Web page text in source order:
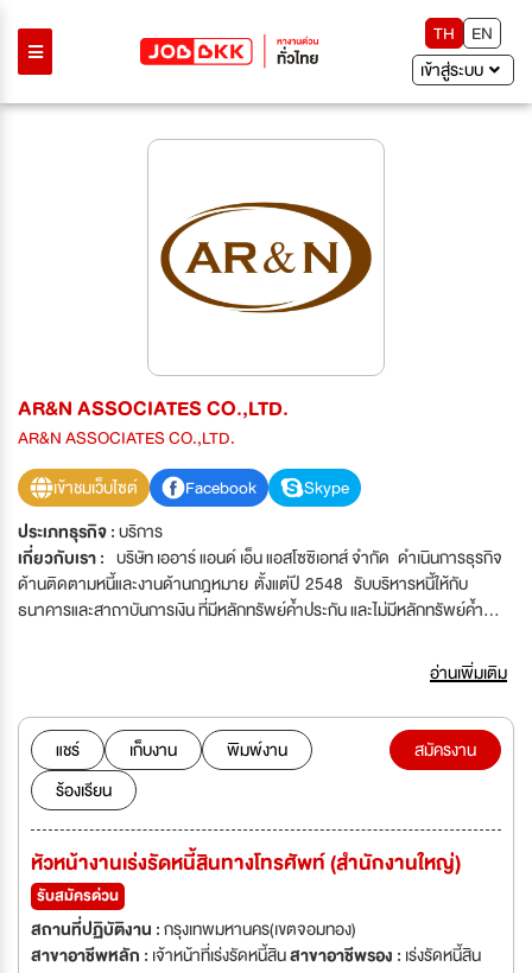
TH
EN
เข้าสู่ระบบ
AR&N ASSOCIATES CO.,LTD.
AR&N ASSOCIATES CO.,LTD.
เข้าชมเว็บไซต์
Facebook
Skype
ประเภทธุรกิจ :บริการ
เกี่ยวกับเรา : บริษัท เออาร์ แอนด์ เอ็น แอสโซซิเอทส์ จำกัด ดำเนินการธุรกิจ
ด้านติดตามหนี้และงานด้านกฎหมาย ตั้งแต่ปี 2548 รับบริหารหนี้ให้กับ
ธนาคารและสาถาบันการเงิน ที่มีหลักทรัพย์ค้ำประกัน และไม่มีหลักทรัพย์ค้ำ
ระบบโทรศัทพ์และเช่าซื้อ ภายใต้การบริหารงานโดยผู้บริหาร และ ทีมงานที่มี
ประสบการณ์ ปัจจุบันบริษัทฯ กำลังขยายธุรกิจ จึงต้องการรับสมัครบุคคลากร
เพิ่มเติม เรายินดีต้อนรับทุกท่านที่สนใจ หากคุณมีความมุ่งมั่น ชอบงานท้าทาย
เข้าร่วมเป็นส่วนหนึ่งของครอบครัว สำหรับท่านที่ไม่เคยมีประสบการณ์ ด้านการ
เจรจา ต่อรอง หรือประสานงาน ทางบริษัทมีการอบรมและเทรนนิ่งให้อย่างใกล้ชิด
ก่อนเริ่มงาน พร้อมมีหัวหน้างานดูแลอย่างใกล้ชิด
อ่านเพิ่มเติม
แชร์ เก็บงาน
พิมพ์งาน
ร้องเรียน
สมัครงาน
หัวหน้างานเร่งรัดหนี้สินทางโทรศัพท์ (สำนักงานใหญ่)
รับสมัครด่วน
สถานที่ปฏิบัติงาน :กรุงเทพมหานคร(เขตจอมทอง)
สาขาอาชีพหลัก : เจ้าหน้าที่เร่งรัดหนี้สินสาขาอาชีพรอง : เร่งรัดหนี้สิน